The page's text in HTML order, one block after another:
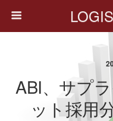
ABI、サプ
ット採用